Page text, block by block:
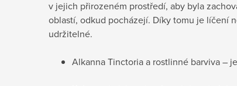
v jejich přirozeném prostředí, aby byla
oblastí, odkud pocházejí. Díky tomu je líčení
udržitelné.
Alkanna Tinctoria a rostlinné barviva –